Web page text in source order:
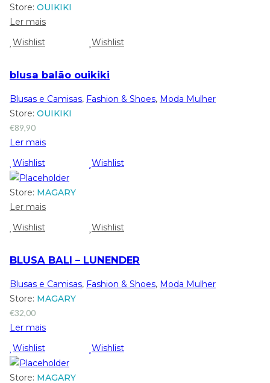
Store: OUIKIKI
Ler mais
Wishlist
Wishlist
blusa balão ouikiki
Blusas e Camisas, Fashion & Shoes, Moda Mulher
Store: OUIKIKI
€89,90
Ler mais
Wishlist
Wishlist
Store: MAGARY
Ler mais
Wishlist
Wishlist
BLUSA BALI – LUNENDER
Blusas e Camisas, Fashion & Shoes, Moda Mulher
Store: MAGARY
€32,00
Ler mais
Wishlist
Wishlist
Store: MAGARY